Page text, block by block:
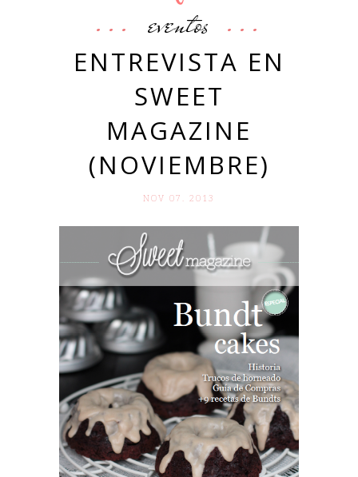
eventos
ENTREVISTA EN
SWEET
MAGAZINE
(NOVIEMBRE)
NOV 07. 2013